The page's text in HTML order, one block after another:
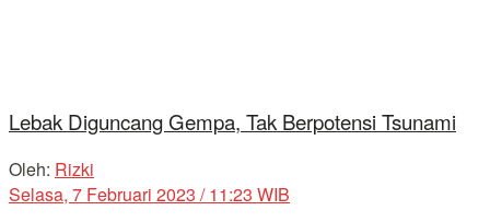
Lebak Diguncang Gempa, Tak Berpotensi Tsunami
Oleh: Rizki
Selasa, 7 Februari 2023 / 11:23 WIB